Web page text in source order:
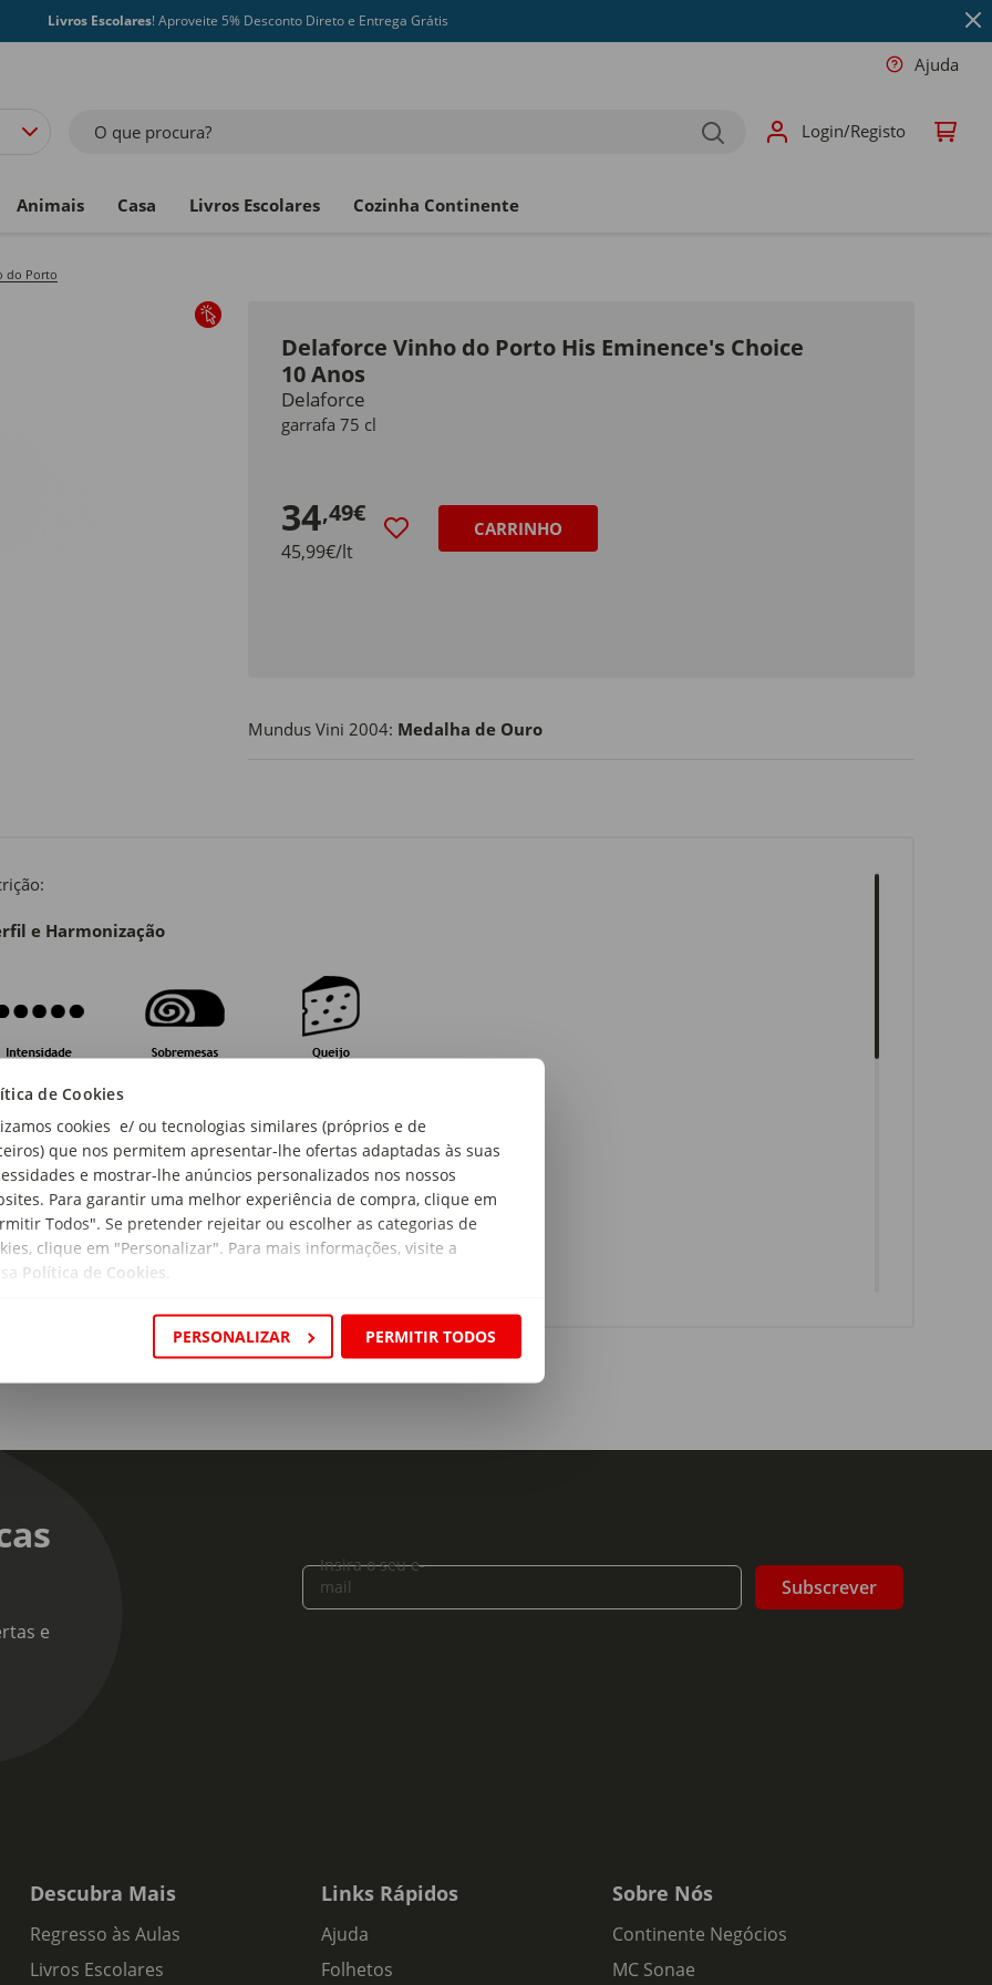
de Cookies
cookies e/ ou tecnologias similares (próprios e de
que nos permitem apresentar-lhe ofertas adaptadas às suas
e mostrar-lhe anúncios personalizados nos nossos
Para garantir uma melhor experiência de compra, clique em
Todos". Se pretender rejeitar ou escolher as categorias de
clique em "Personalizar". Para mais informações, visite a
Política de Cookies
PERSONALIZAR PERMITIR TODOS
Livros Escolares! Aproveite 5% Desconto Direto e Entrega Grátis
Ajuda
O que procura? Login/Registo
Animais Casa Livros Escolares Cozinha Continente
do Porto
Delaforce Vinho do Porto His Eminence's Choice
10 Anos
Delaforce
garrafa 75 cl
34,49€
45,99€/lt
CARRINHO
Mundus Vini 2004: Medalha de Ouro
e Harmonização
e Serviço
de produto:
e
Insira o seu e-
mail
Subscrever
Descubra Mais
Regresso às Aulas
Livros Escolares
Links Rápidos
Ajuda
Folhetos
Sobre Nós
Continente Negócios
MC Sonae